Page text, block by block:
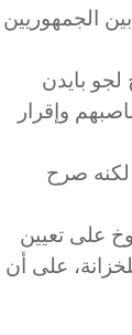
الجمهوريين
بايدن
وإقرار
لكنه صرح
على تعيين
على أن